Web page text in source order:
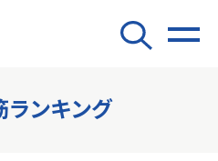
ンキング